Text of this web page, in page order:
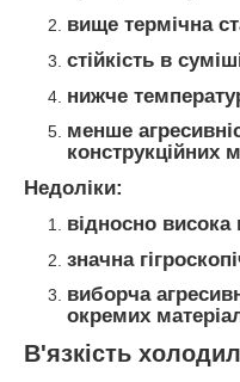
вище термічна
стійкість в
нижче
менше
конструкційних
Недоліки:
відносно висока
значна
виборча
окремих
В'язкість